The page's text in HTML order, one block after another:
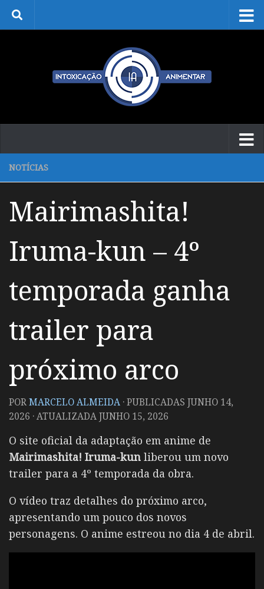
Skip to content
NOTÍCIAS
Mairimashita!
Iruma-kun – 4º
temporada ganha
trailer para
próximo arco
PORMARCELO ALMEIDA · PUBLICADAS JUNHO 14,
2026 · ATUALIZADAJUNHO 15, 2026
O site oficial da adaptação em anime de
Mairimashita! Iruma-kun liberou um novo
trailer para a 4º temporada da obra.
O vídeo traz detalhes do próximo arco,
apresentando um pouco dos novos
personagens. O anime estreou no dia 4 de abril.